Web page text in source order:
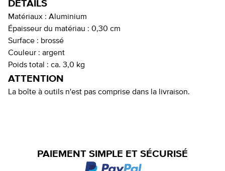
DÉTAILS
Matériaux : Aluminium
Épaisseur du matériau : 0,30 cm
Surface : brossé
Couleur : argent
Poids total : ca. 3,0 kg
ATTENTION
La boîte à outils n'est pas comprise dans la livraison.
PAIEMENT SIMPLE ET SÉCURISÉ